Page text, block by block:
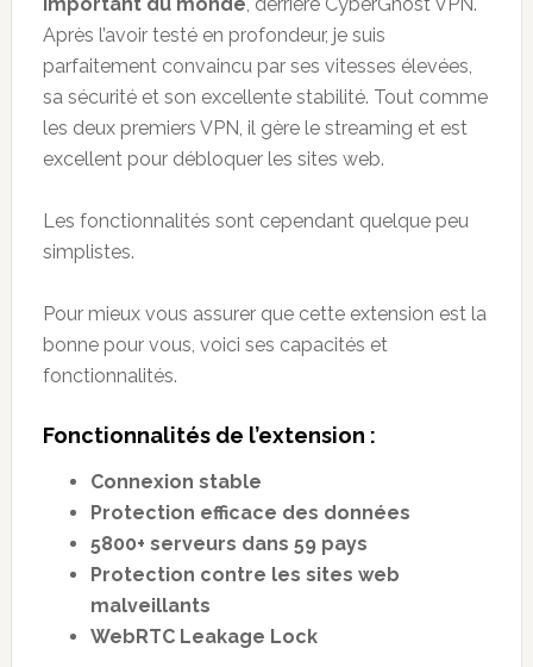
Après l’avoir testé en profondeur, je suis
parfaitement convaincu par ses vitesses élevées,
sa sécurité et son excellente stabilité. Tout comme
les deux premiers VPN, il gère le streaming et est
excellent pour débloquer les sites web.
Les fonctionnalités sont cependant quelque peu
simplistes.
Pour mieux vous assurer que cette extension est la
bonne pour vous, voici ses capacités et
fonctionnalités.
Fonctionnalités de l’extension :
Connexion stable
Protection efficace des données
5800+ serveurs dans 59 pays
Protection contre les sites web
malveillants
WebRTC Leakage Lock